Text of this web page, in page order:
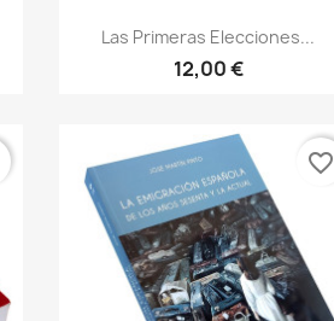
Vista rápida
Las Primeras Elecciones...
12,00 €
favorite_border